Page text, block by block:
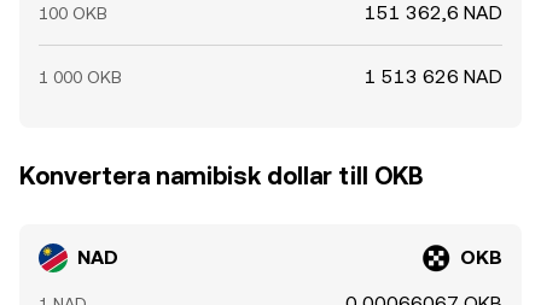
100 OKB 151 362,6 NAD
1 000 OKB 1 513 626 NAD
Konvertera namibisk dollar till OKB
NAD OKB